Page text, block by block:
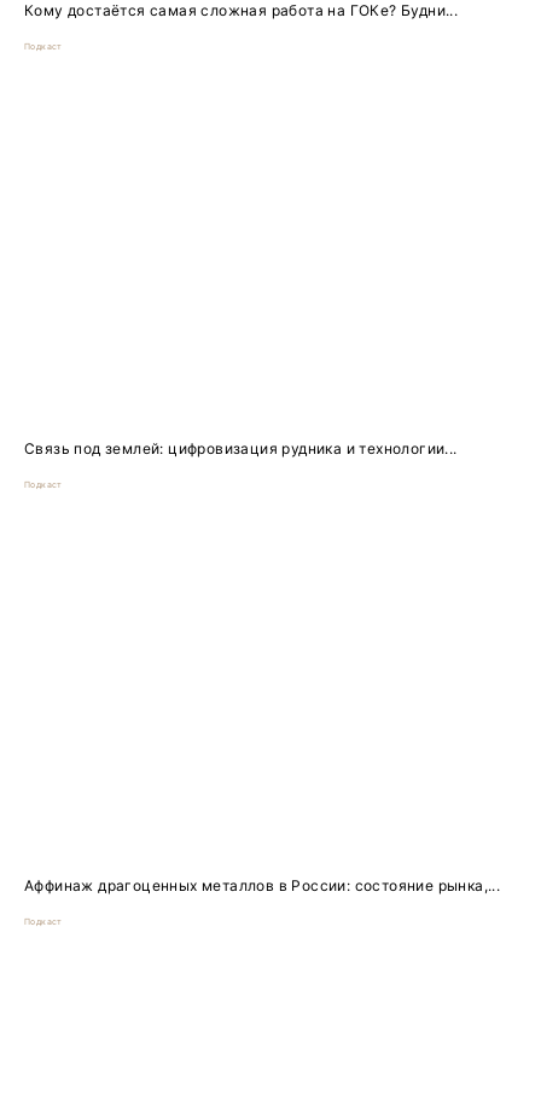
Кому достаётся самая сложная работа на ГОКе? Будни...
Подкаст
Связь под землей: цифровизация рудника и технологии...
Подкаст
Аффинаж драгоценных металлов в России: состояние рынка,...
Подкаст